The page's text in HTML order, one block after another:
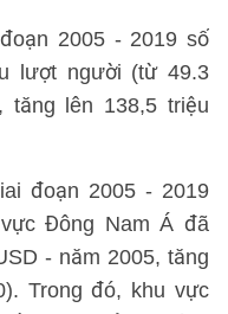
2005 - 2019 số
lượt người (từ 49.3
lên 138,5 triệu
đoạn 2005 - 2019
Đông Nam Á đã
- năm 2005, tăng
Trong đó, khu vực